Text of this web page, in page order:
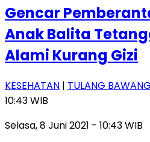
Gencar
Anak Balita
Alami Kurang Gizi
KESEHATAN | TULANG BAWANG
10:43 WIB
Selasa, 8 Juni 2021 - 10:43 WIB